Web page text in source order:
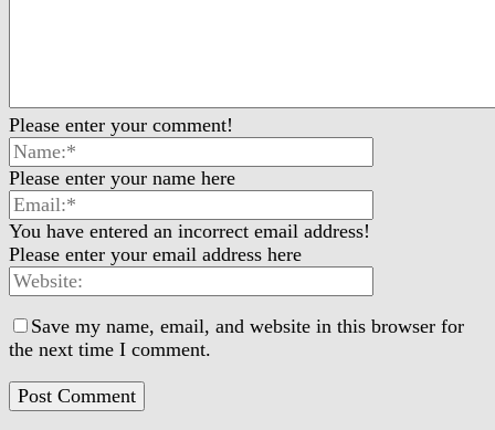
Please enter your comment!
Please enter your name here
You have entered an incorrect email address!
Please enter your email address here
Save my name, email, and website in this browser for
the next time I comment.